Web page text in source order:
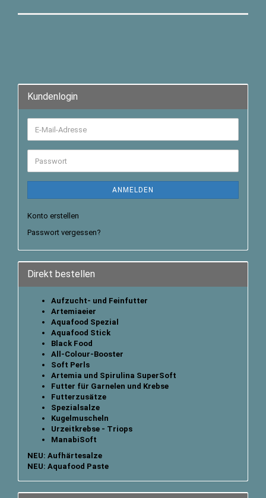
Kundenlogin
ANMELDEN
Konto erstellen
Passwort vergessen?
Direkt bestellen
Aufzucht- und Feinfutter
Artemiaeier
Aquafood Spezial
Aquafood Stick
B lack Food
All-Colour-Booster
Soft Perls
Artemia und Spirulina SuperSoft
Futter für Garnelen und Krebse
Futterzusätze
Spezialsalze
Kugelmuscheln
Urzeitkrebse - Triops
ManabiSoft
NEU: Aufhärtesalze
NEU: Aquafood Paste